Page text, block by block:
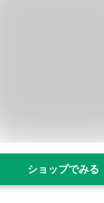
ショップでみる